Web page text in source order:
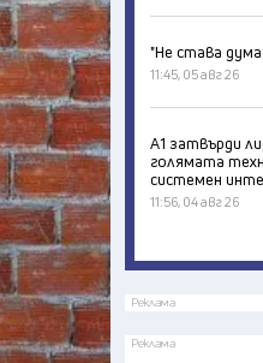
"Не става дума
11:45, 05 авг 26
А1 затвърди
голямата
системен
11:56, 04 авг 26
Реклама
Реклама